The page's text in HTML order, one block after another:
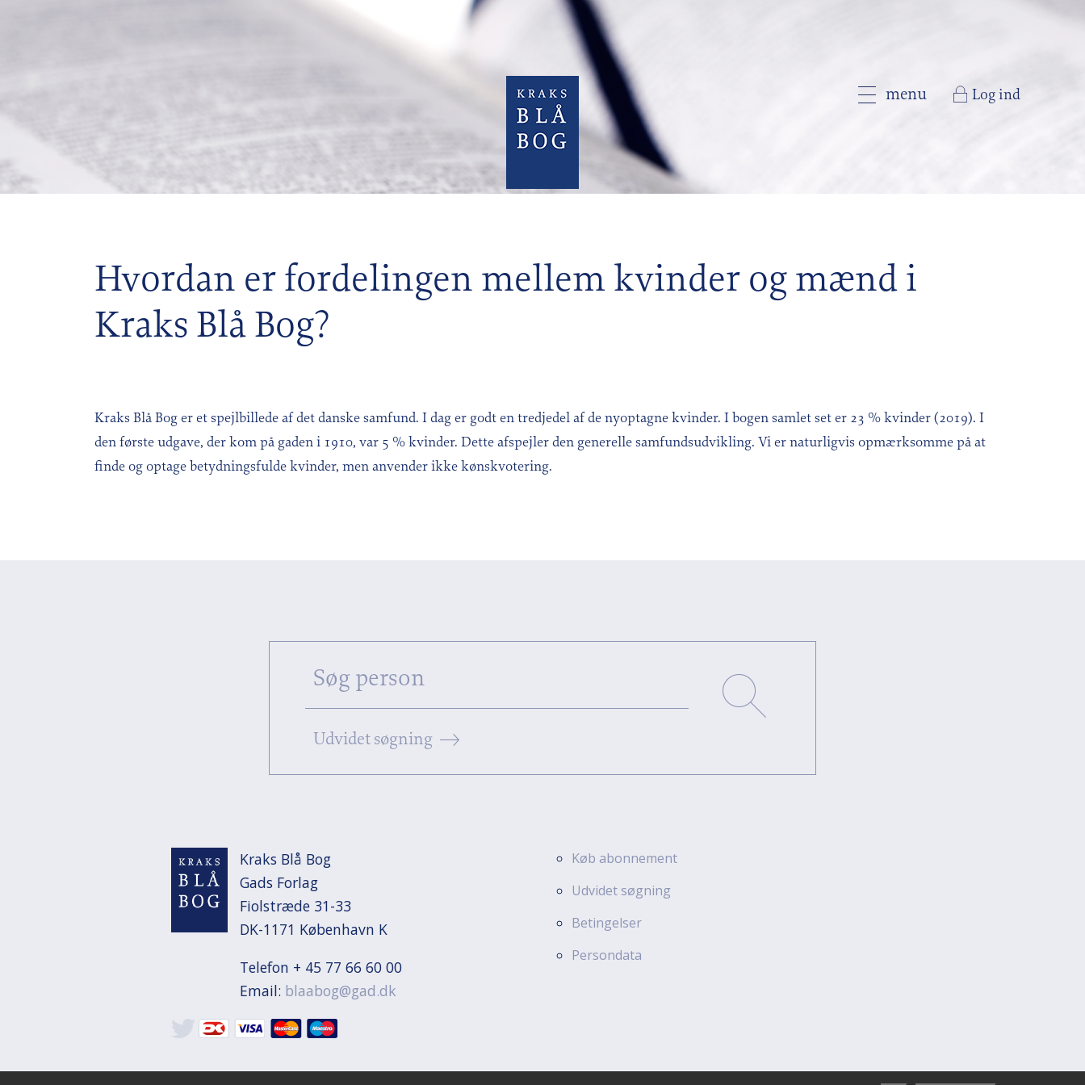
menu Log ind
Hvordan er fordelingen mellem kvinder og mænd i
Kraks Blå Bog?
Kraks Blå Bog er et spejlbillede af det danske samfund. I dag er godt en tredjedel af de nyoptagne kvinder. I bogen samlet set er 23 % kvinder (2019). I
den første udgave, der kom på gaden i 1910, var 5 % kvinder. Dette afspejler den generelle samfundsudvikling. Vi er naturligvis opmærksomme på at
finde og optage betydningsfulde kvinder, men anvender ikke kønskvotering.
Udvidet søgning
Kraks Blå Bog
Gads Forlag
Fiolstræde 31-33
DK-1171 København K
Telefon + 45 77 66 60 00
Email: blaabog@gad.dk
Køb abonnement
Udvidet søgning
Betingelser
Persondata